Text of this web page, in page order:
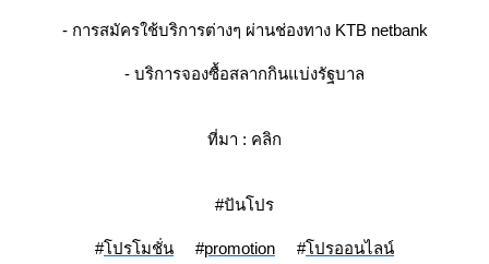
- การสมัครใช้บริการต่างๆ ผ่านช่องทาง KTB netbank
- บริการจองซื้อสลากกินแบ่งรัฐบาล
ที่มา : คลิก
#ปันโปร
#ปรโมชั่น #promotion #ปรออนไลน์